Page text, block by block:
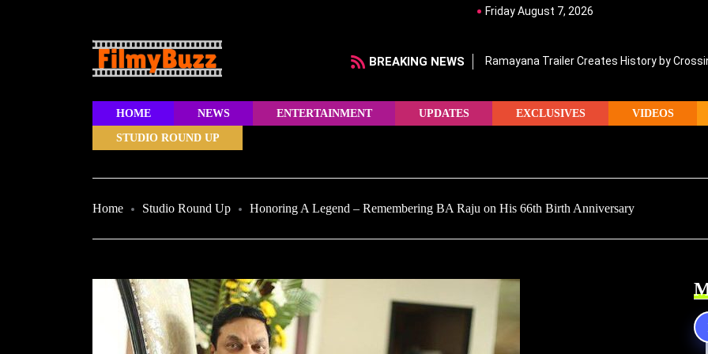
Friday August 7, 2026
BREAKING NEWS Ramayana Trailer Creates History by
HOME NEWS ENTERTAINMENT UPDATES EXCLUSIVES VIDEOS
STUDIO ROUND UP
Home Studio Round Up Honoring A Legend – Remembering BA Raju on His 66th Birth Anniversary